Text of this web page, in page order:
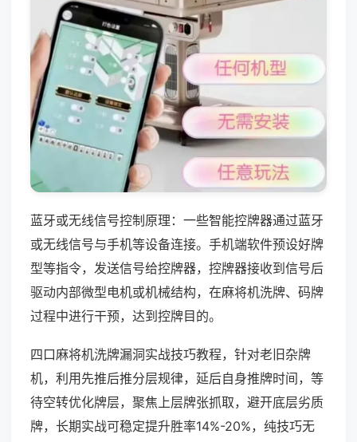
蓝牙或无线信号控制原理：一些智能控牌器通过蓝牙
或无线信号与手机等设备连接。手机端软件预设好牌
型等指令，发送信号给控牌器，控牌器接收到信号后
驱动内部微型电机或机械结构，在麻将机洗牌、码牌
过程中进行干预，达到控牌目的。
四口麻将机洗牌漏洞实战技巧教程，针对老旧杂牌
机，利用先推后推分层规律，延后自身推牌时间，等
待空转优化牌层，聚焦上层牌张抓取，避开底层劣质
牌，长期实战可稳定提升胜率14%-20%，纯技巧无